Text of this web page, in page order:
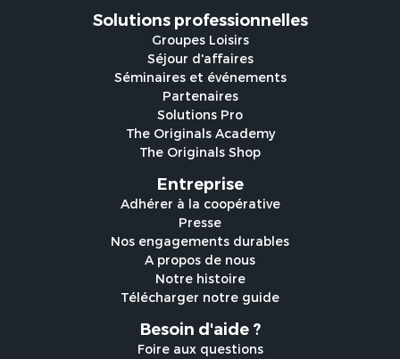
Solutions professionnelles
Groupes Loisirs
Séjour d'affaires
Séminaires et événements
Partenaires
Solutions Pro
The Originals Academy
The Originals Shop
Entreprise
Adhérer à la coopérative
Presse
Nos engagements durables
A propos de nous
Notre histoire
Télécharger notre guide
Besoin d'aide ?
Foire aux questions